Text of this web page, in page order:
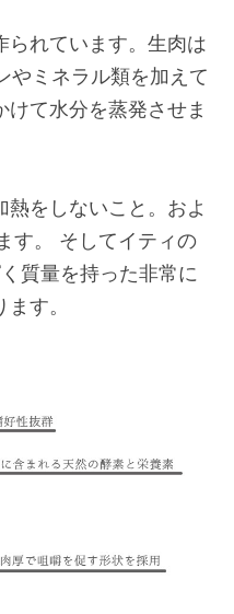
られています。生肉は
やミネラル類を加えて
て水分を蒸発させま
をしないこと。およ
す。 そしてイティの
質量を持った非常に
す。